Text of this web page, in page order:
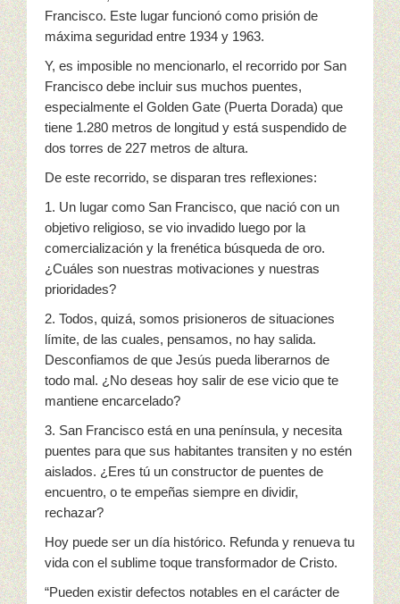
Francisco. Este lugar funcionó como prisión de
máxima seguridad entre 1934 y 1963.
Y, es imposible no mencionarlo, el recorrido por San
Francisco debe incluir sus muchos puentes,
especialmente el Golden Gate (Puerta Dorada) que
tiene 1.280 metros de longitud y está suspendido de
dos torres de 227 metros de altura.
De este recorrido, se disparan tres reflexiones:
1. Un lugar como San Francisco, que nació con un
objetivo religioso, se vio invadido luego por la
comercialización y la frenética búsqueda de oro.
¿Cuáles son nuestras motivaciones y nuestras
prioridades?
2. Todos, quizá, somos prisioneros de situaciones
límite, de las cuales, pensamos, no hay salida.
Desconfiamos de que Jesús pueda liberarnos de
todo mal. ¿No deseas hoy salir de ese vicio que te
mantiene encarcelado?
3. San Francisco está en una península, y necesita
puentes para que sus habitantes transiten y no estén
aislados. ¿Eres tú un constructor de puentes de
encuentro, o te empeñas siempre en dividir,
rechazar?
Hoy puede ser un día histórico. Refunda y renueva tu
vida con el sublime toque transformador de Cristo.
“Pueden existir defectos notables en el carácter de